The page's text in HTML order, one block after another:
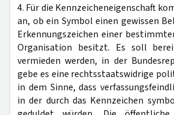
4. Für die Kennzeicheneigenschaft
an, ob ein Symbol einen gewissen
Erkennungszeichen einer
Organisation besitzt. Es soll
vermieden werden, in der
gebe es eine rechtsstaatswidrige
in dem Sinne, dass
in der durch das Kennzeichen